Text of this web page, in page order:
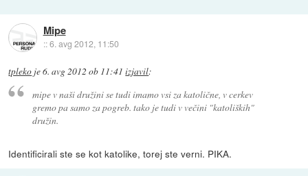
Mipe
::6. avg 2012, 11:50
tpleko je6. avg 2012 ob 11:41 izjavil:
mipe v naši družini se tudi imamo vsi za katolične, v cerkev
gremo pa samo za pogreb. tako je tudi v večini "katoliških"
družin.
Identificirali ste se kot katolike, torej ste verni. PIKA.